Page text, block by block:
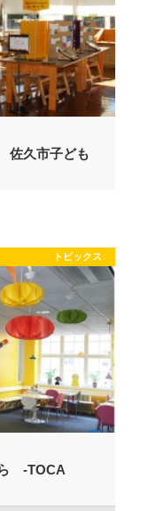
佐久市子ども
トピックス
ら -TOCA